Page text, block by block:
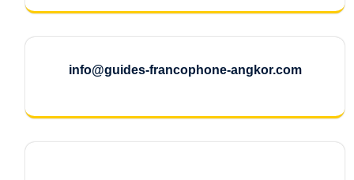
info@guides-francophone-angkor.com